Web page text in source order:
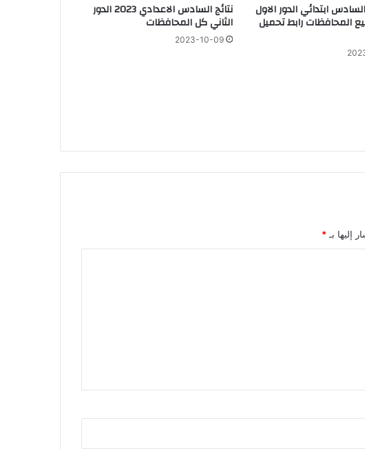
ابتدائي الدور الاول
المحافظات رابط تحميل
نتائج السادس الاعدادي 2023 الدور
الثاني كل المحافظات
2023-10-09
إليها بـ *